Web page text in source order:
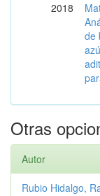
2018
de
Otras
Autor
Rubio Hidalgo,